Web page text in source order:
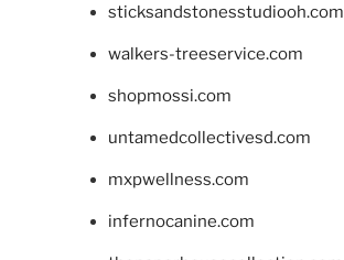
sticksandstonesstudiooh.com
walkers-treeservice.com
shopmossi.com
untamedcollectivesd.com
mxpwellness.com
infernocanine.com